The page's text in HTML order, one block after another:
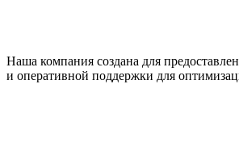
Наша компания создана для
и оперативной поддержки для